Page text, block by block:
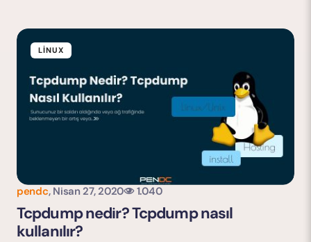
LINUX
pendc, Nisan 27, 2020 1.040
Tcpdump nedir? Tcpdump nasıl
kullanılır?